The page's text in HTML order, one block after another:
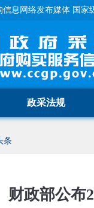
息网络发布媒体 国家
政采法规
条
财政部公布